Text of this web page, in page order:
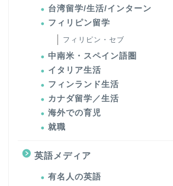
台湾留学/生活/インターン
フィリピン留学
フィリピン・セブ
中南米・スペイン語圏
イタリア生活
フィンランド生活
カナダ留学／生活
海外での育児
就職
英語メディア
有名人の英語